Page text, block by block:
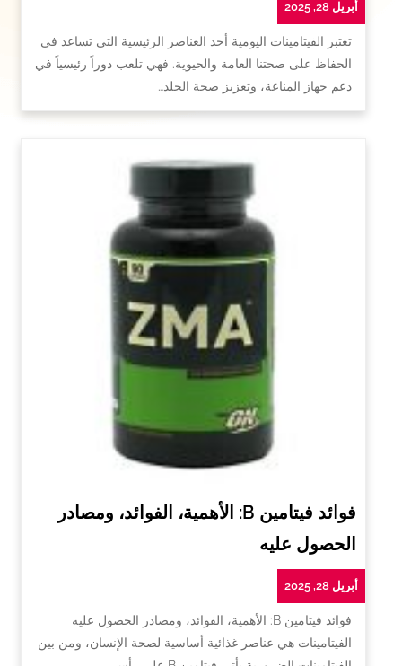
أبريل 28, 2025
تعتبر الفيتامينات اليومية أحد العناصر الرئيسية التي تساعد في
الحفاظ على صحتنا العامة والحيوية. فهي تلعب دوراً رئيسياً في
دعم جهاز المناعة، وتعزيز صحة الجلد…
فوائد فيتامين B: الأهمية، الفوائد، ومصادر
الحصول عليه
أبريل 28, 2025
فوائد فيتامين B: الأهمية، الفوائد، ومصادر الحصول عليه
الفيتامينات هي عناصر غذائية أساسية لصحة الإنسان، ومن بين